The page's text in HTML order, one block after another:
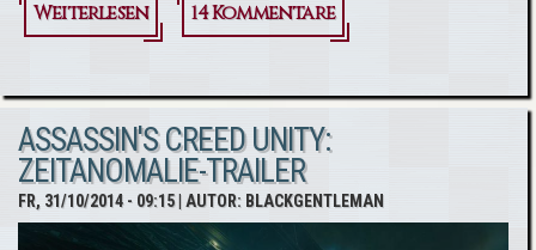
Weiterlesen
über La
#WtU
14 Kommentare
ASSASSIN'S CREED UNITY:
ZEITANOMALIE-TRAILER
FR, 31/10/2014 - 09:15| AUTOR: BLACKGENTLEMAN